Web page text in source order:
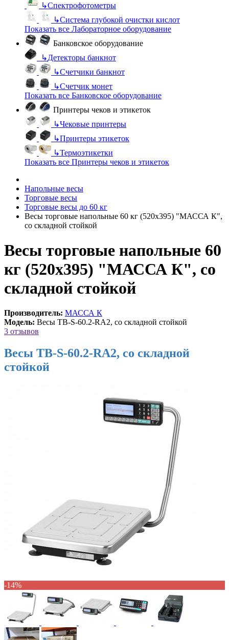
↳Спектрофотометры
↳Система глубокой очистки кислот
Показать все Лабораторное оборудование
Банковское оборудование
↳Детекторы банкнот
↳Счетчики банкнот
↳Счетчик монет
Показать все Банковское оборудование
Принтеры чеков и этикеток
↳Чековые принтеры
↳Принтеры этикеток
↳Термоэтикетки
Показать все Принтеры чеков и этикеток
Напольные весы
Торговые весы
Торговые весы до 60 кг
Весы торговые напольные 60 кг (520х395) "МАССА К",
со складной стойкой
Весы торговые напольные 60
кг (520х395) "МАССА К", со
складной стойкой
Производитель: МАССА К
Модель: Весы ТВ-S-60.2-RA2, со складной стойкой
3 отзывов
Весы ТВ-S-60.2-RA2, со складной
стойкой
-14%